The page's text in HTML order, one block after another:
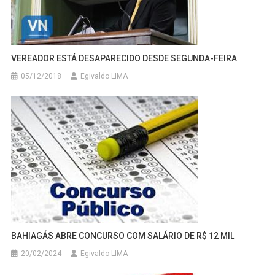
VEREADOR ESTÁ DESAPARECIDO DESDE SEGUNDA-FEIRA
05/12/2018 Egivaldo LIMA
BAHIAGÁS ABRE CONCURSO COM SALÁRIO DE R$ 12 MIL
20/02/2024 Egivaldo LIMA